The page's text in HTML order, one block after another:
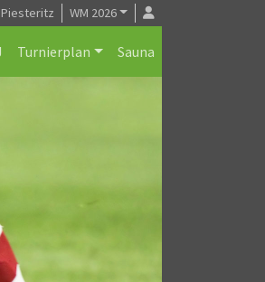
WM 2026
Turnierplan Sauna